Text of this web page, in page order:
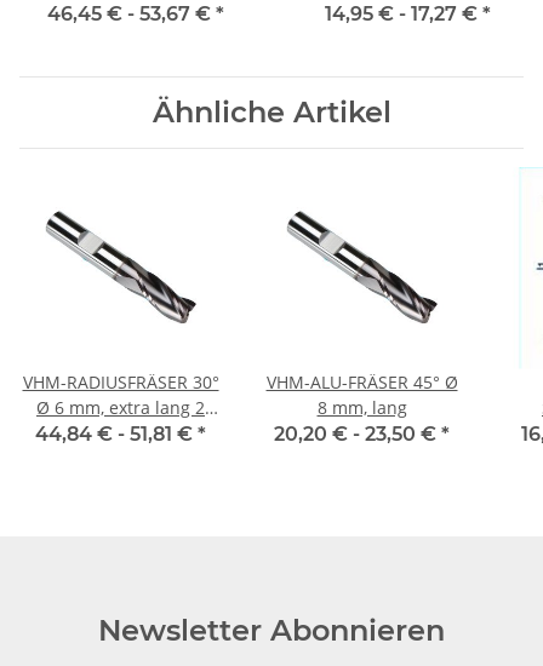
46,45 € - 53,67 € *
14,95 € - 17,27 € *
Ähnliche Artikel
VHM-RADIUSFRÄSER 30°
Ø 6 mm, extra lang 2
Schneiden
44,84 € - 51,81 € *
VHM-ALU-FRÄSER 45° Ø
8 mm, lang
20,20 € - 23,50 € *
Newsletter Abonnieren